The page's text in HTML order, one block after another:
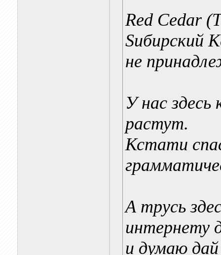
Red Cedar (
Sибирский
не
У нас
растут.
Кстати
А трусь
интернету
и думаю